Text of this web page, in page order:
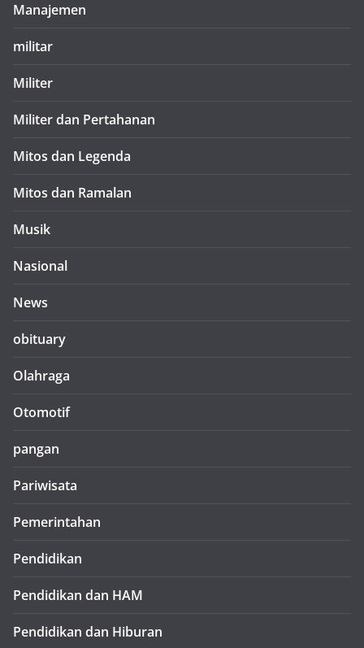
Manajemen
militar
Militer
Militer dan Pertahanan
Mitos dan Legenda
Mitos dan Ramalan
Musik
Nasional
News
obituary
Olahraga
Otomotif
pangan
Pariwisata
Pemerintahan
Pendidikan
Pendidikan dan HAM
Pendidikan dan Hiburan